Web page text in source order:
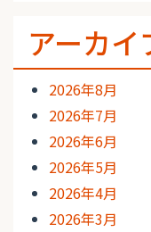
アーカイ
2026年8月
2026年7月
2026年6月
2026年5月
2026年4月
2026年3月